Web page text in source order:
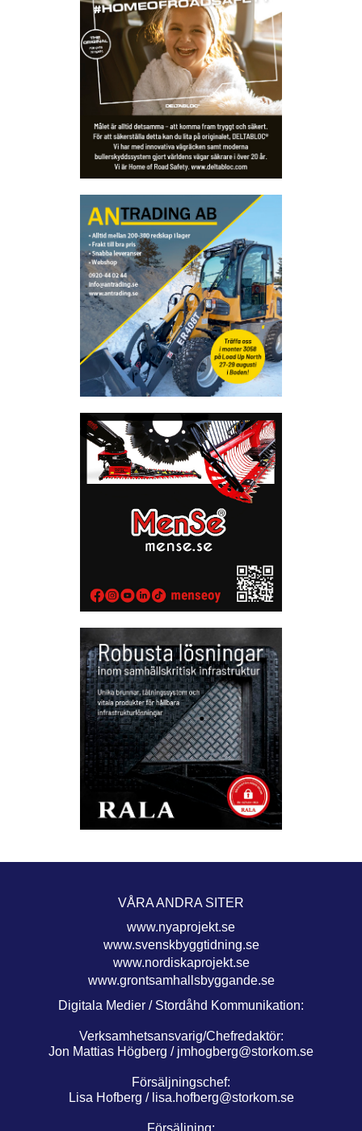
VÅRA ANDRA SITER
www.nyaprojekt.se
www.svenskbyggtidning.se
www.nordiskaprojekt.se
www.grontsamhallsbyggande.se
Digitala Medier / Stordåhd Kommunikation:
Verksamhetsansvarig/Chefredaktör:
Jon Mattias Högberg / jmhogberg@storkom.se
Försäljningschef:
Lisa Hofberg / lisa.hofberg@storkom.se
Försäljning: